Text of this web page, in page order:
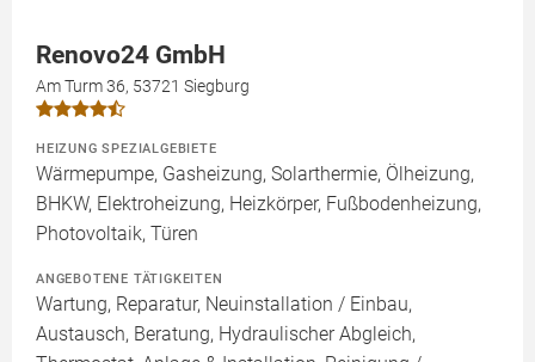
Renovo24 GmbH
Am Turm 36, 53721 Siegburg
HEIZUNG SPEZIALGEBIETE
Wärmepumpe, Gasheizung, Solarthermie, Ölheizung,
BHKW, Elektroheizung, Heizkörper, Fußbodenheizung,
Photovoltaik, Türen
ANGEBOTENE TÄTIGKEITEN
Wartung, Reparatur, Neuinstallation / Einbau,
Austausch, Beratung, Hydraulischer Abgleich,